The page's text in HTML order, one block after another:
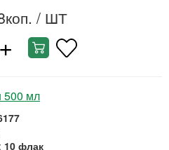
/ ШТ
+
500 мл
10 флак